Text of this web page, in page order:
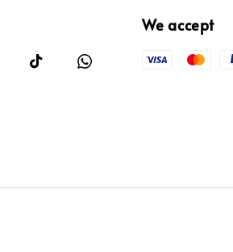
We accept